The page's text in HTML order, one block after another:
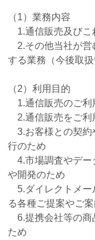
（1）業務内容
1.通信販売及びこ
2.その他当社が営
する業務（今後取
（2）利用目的
1.通信販売のご利
2.通信販売をご利
3.お客様との契約
行のため
4.市場調査やデー
や開発のため
5.ダイレクトメー
る各種ご提案やご
6.提携会社等の商
ため